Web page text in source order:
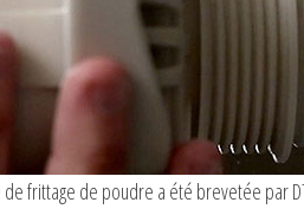
frittage de poudre a été brevetée par